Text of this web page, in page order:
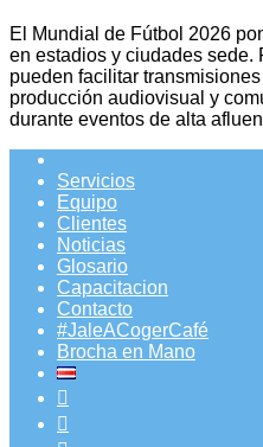
El Mundial de Fútbol 2026
en estadios y ciudades sede.
pueden facilitar
producción audiovisual y
durante eventos de alta
Servicios
Equipo
Clientes
Noticias
Glosario
Capacitacion
Contacto
#JaleACogerCafé
Brocha en Mano